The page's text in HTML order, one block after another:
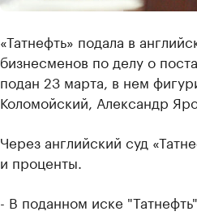
«Татнефть» подала в
бизнесменов по делу о
подан 23 марта, в нем
Коломойский, Александр
Через английский суд
и проценты.
- В поданном иске